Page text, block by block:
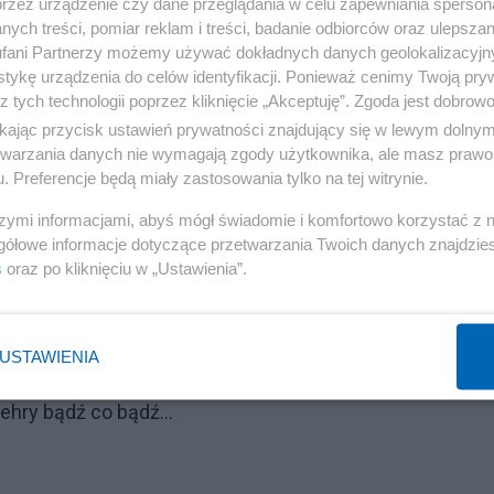
mordowania przez UPA / OUN Żydów ,a te
już inna sprawa. Widocznie Zełenski uznał,że tak jak
druga kadencja warta jest strategicznego
to cienie zapomnianych przodków ,chciałoby się
Zagozdy...
zewnetrznym. Świadome wykonywanie rowów
robi to z premedytacją ,a nie wynika to z
państwa. Tak,Rosji ,ale to wszyscy wiedzą.
Berlin. Jemu nigdy współpraca polsko-
choć nie tylko podczas II wojny światowej są
symbolem tej ścisłej współpracy jest honorowany
bądź co bądź...
treści, pomiar reklam i treści, badanie odbiorców oraz
Partnerzy możemy używać dokładnych danych
urządzenia do celów identyfikacji. Ponieważ cenimy Twoją
tych technologii poprzez kliknięcie „Akceptuję”. Zgoda jest
przycisk ustawień prywatności znajdujący się w lewym
danych nie wymagają zgody użytkownika, ale masz
Preferencje będą miały zastosowania tylko na tej witrynie.
informacjami, abyś mógł świadomie i komfortowo korzystać z
informacje dotyczące przetwarzania Twoich danych
oraz po kliknięciu w „Ustawienia”.
USTAWIENIA